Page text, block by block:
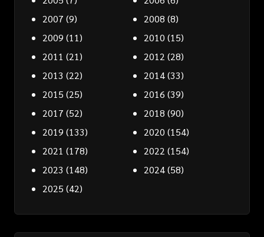
2007 (9) 2008 (8)
2009 (11) 2010 (15)
2011 (21) 2012 (28)
2013 (22) 2014(33)
2015 (25) 2016 (39)
2017 (52) 2018 (90)
2019 (133) 2020 (154)
2021 (178) 2022 (154)
2023 (148) 2024(58)
2025 (42)